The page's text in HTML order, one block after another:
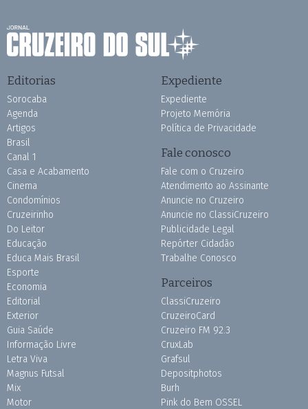
Editorias
Sorocaba
Agenda
Artigos
Brasil
Canal 1
Casa e Acabamento
Cinema
Condomínios
Cruzeirinho
Do Leitor
Educação
Educa Mais Brasil
Esporte
Economia
Editorial
Exterior
Guia Saúde
Informação Livre
Letra Viva
Magnus Futsal
Mix
Motor
Expediente
Expediente
Projeto Memória
Política de Privacidade
Fale conosco
Fale com o Cruzeiro
Atendimento ao Assinante
Anuncie no Cruzeiro
Anuncie no ClassiCruzeiro
Publicidade Legal
Repórter Cidadão
Trabalhe Conosco
Parceiros
ClassiCruzeiro
CruzeiroCard
Cruzeiro FM 92.3
CruxLab
Grafsul
Depositphotos
Burh
Pink do Bem OSSEL